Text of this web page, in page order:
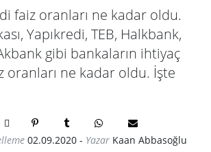
faiz oranları ne kadar oldu.
Yapıkredi, TEB, Halkbank,
gibi bankaların ihtiyaç
oranları ne kadar oldu. İşte
02.09.2020 - Yazar Kaan Abbasoğlu